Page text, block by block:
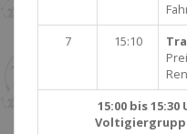
7
15:10
15:00 bis